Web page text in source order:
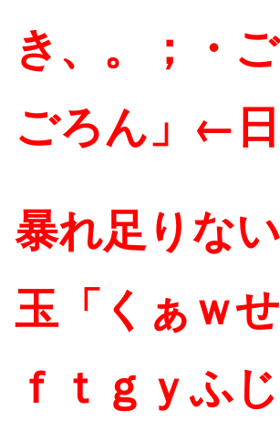
き、。；・
ごろん」←
暴れ足りな
玉「くぁｗ
ｆｔｇｙふ